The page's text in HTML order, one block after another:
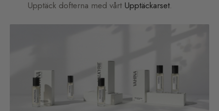
Upptäck dofterna med vårt Upptäckarset.